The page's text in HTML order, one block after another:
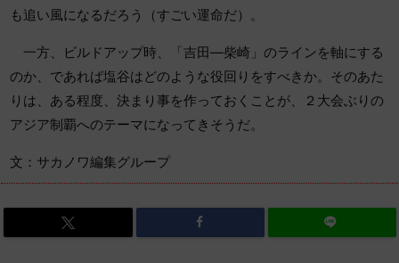
も追い風になるだろう（すごい運命だ）。
一方、ビルドアップ時、「吉田―柴崎」のラインを軸にする
のか、であれば塩谷はどのような役回りをすべきか。そのあた
りは、ある程度、決まり事を作っておくことが、２大会ぶりの
アジア制覇へのテーマになってきそうだ。
文：サカノワ編集グループ